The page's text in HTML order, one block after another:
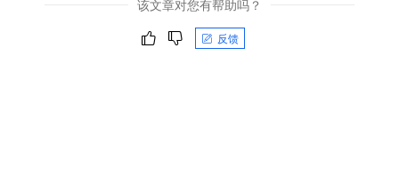
该文章对您有帮助吗？
反馈